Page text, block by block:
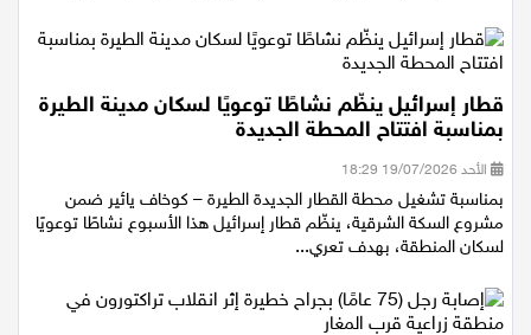
قطار إسرائيل ينظّم نشاطًا توعويًا لسكان مدينة الطيرة
بمناسبة افتتاح المحطة الجديدة
الأحد 19/07/2026 18:29
بمناسبة تشغيل محطة القطار الجديدة الطيرة – كوخاف يائير ضمن
مشروع السكة الشرقية، ينظّم قطار إسرائيل هذا الأسبوع نشاطًا توعويًا
لسكان المنطقة، بهدف تعري...